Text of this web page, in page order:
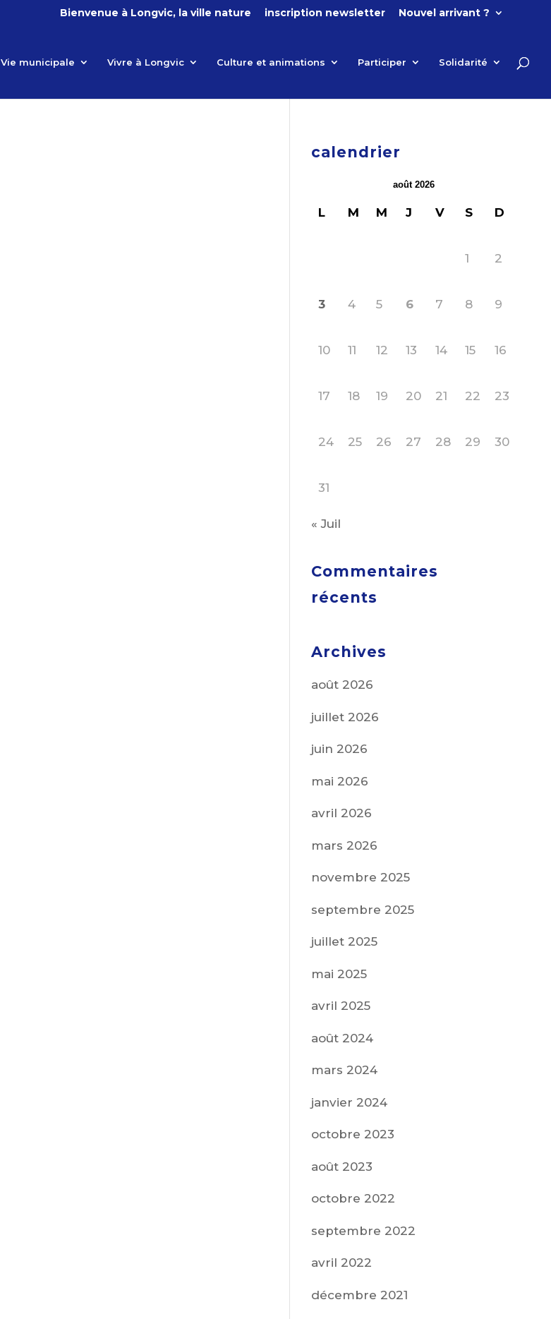
Bienvenue à Longvic, la ville nature inscription newsletter Nouvel arrivant ?
Vie municipale Vivre à Longvic Culture et animations Participer Solidarité
calendrier
août 2026
L M M J V S D
1 2
3 4 5 6 7 8 9
10 11 12 13 14 15 16
17 18 19 20 21 22 23
24 25 26 27 28 29 30
31
« Juil
Commentaires
récents
Archives
août 2026
juillet 2026
juin 2026
mai 2026
avril 2026
mars 2026
novembre 2025
septembre 2025
juillet 2025
mai 2025
avril 2025
août 2024
mars 2024
janvier 2024
octobre 2023
août 2023
octobre 2022
septembre 2022
avril 2022
décembre 2021